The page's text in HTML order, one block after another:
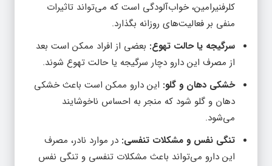
منفی بر فعالیت‌های روزانه بگذارد.
سرگیجه یا حالت تهوع:بعضی از افراد ممکن است بعد
از مصرف این دارو دچار سرگیجه یا حالت تهوع شوند.
خشکی دهان و گلو:این دارو ممکن است باعث خشکی
دهان و گلو شود که منجر به احساس ناخوشایند
می‌شود.
تنگی نفس و مشکلات تنفسی:
این دارو می‌تواند باعث مشکلات تنفسی و تنگی نفس
شود.